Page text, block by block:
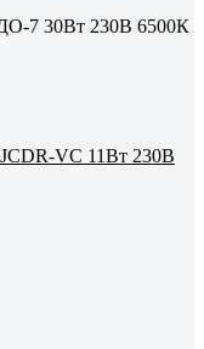
7 30Вт 230В 6500К